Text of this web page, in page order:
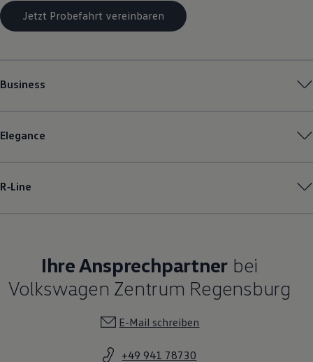
Jetzt Probefahrt vereinbaren
Business
Elegance
R‑Line
Ihre Ansprechpartner bei
Volkswagen Zentrum Regensburg
E-Mail schreiben
+49 941 78730